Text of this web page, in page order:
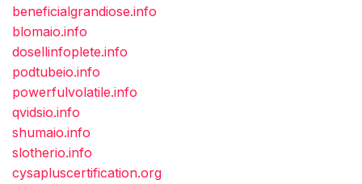
beneficialgrandiose.info
blomaio.info
dosellinfoplete.info
podtubeio.info
powerfulvolatile.info
qvidsio.info
shumaio.info
slotherio.info
cysapluscertification.org